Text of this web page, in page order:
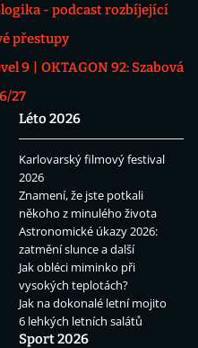
- podcast rozbíjející
přestupy
9
OKTAGON 92: Szabová
27
Léto 2026
Karlovarský filmový festival
2026
Znamení, že jste potkali
někoho z minulého života
Astronomické úkazy 2026:
zatmění slunce a další
Jak obléci miminko při
vysokých teplotách?
Jak na dokonalé letní mojito
6 lehkých letních salátů
Sport 2026